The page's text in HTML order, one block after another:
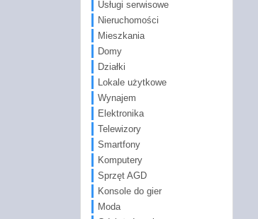
Usługi serwisowe
Nieruchomości
Mieszkania
Domy
Działki
Lokale użytkowe
Wynajem
Elektronika
Telewizory
Smartfony
Komputery
Sprzęt AGD
Konsole do gier
Moda